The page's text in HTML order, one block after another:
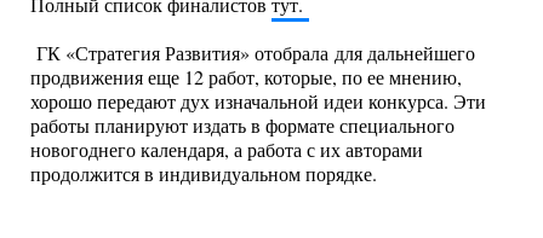
Полный список финалистов тут.
ГК «Стратегия Развития» отобрала для дальнейшего
продвижения еще 12 работ, которые, по ее мнению,
хорошо передают дух изначальной идеи конкурса. Эти
работы планируют издать в формате специального
новогоднего календаря, а работа с их авторами
продолжится в индивидуальном порядке.